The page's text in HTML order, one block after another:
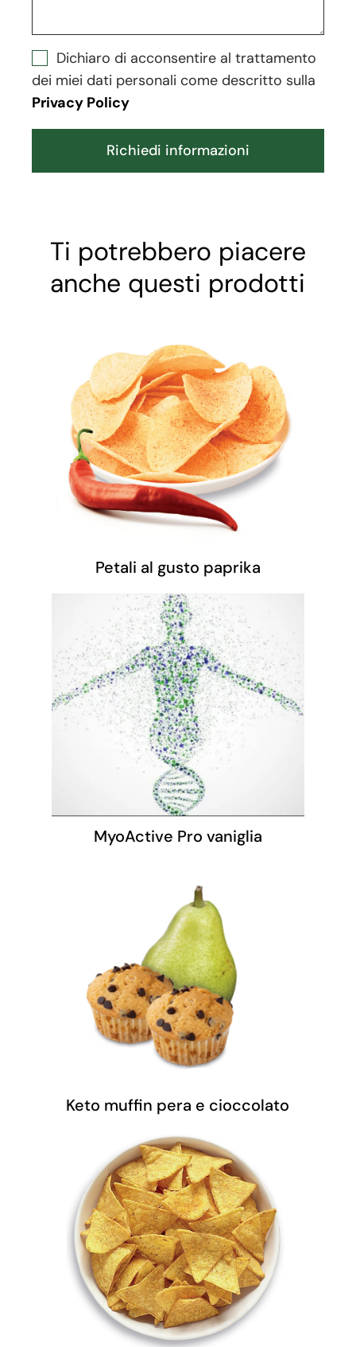
Dichiaro di acconsentire al trattamento
dei miei dati personali come descritto sulla
Privacy Policy
Richiedi informazioni
Ti potrebbero piacere
anche questi prodotti
Petali al gusto paprika
MyoActive Pro vaniglia
Keto muffin pera e cioccolato